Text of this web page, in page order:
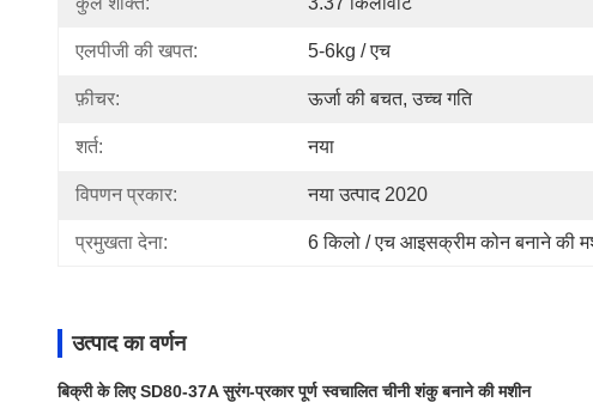
एलपीजी की खपत: 5-6kg / एच
फ़ीचर: ऊर्जा की बचत, उच्च गति
शर्त: नया
विपणन प्रकार: नया उत्पाद 2020
प्रमुखता देना: 6 किलो / एच आइसक्रीम कोन बनाने की
उत्पाद का वर्णन
बिक्री के लिए SD80-37A सुरंग-प्रकार पूर्ण स्वचालित चीनी शंकु बनाने की मशीन